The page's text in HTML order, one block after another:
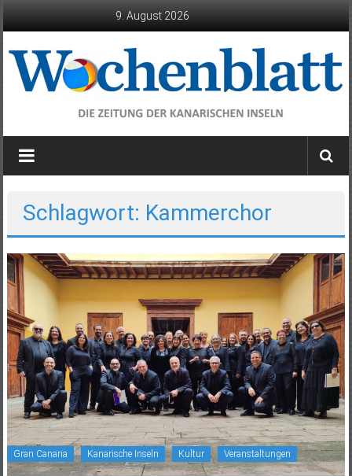
9. August 2026
Wochenblatt
die
Kanarischen
Inseln
Schlagwort: Kammerchor
Gran Canaria Kanarische Inseln Kultur Veranstaltungen